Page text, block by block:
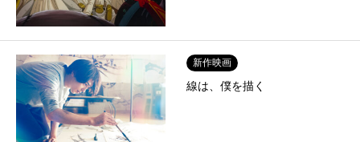
新作映画
線は、僕を描く